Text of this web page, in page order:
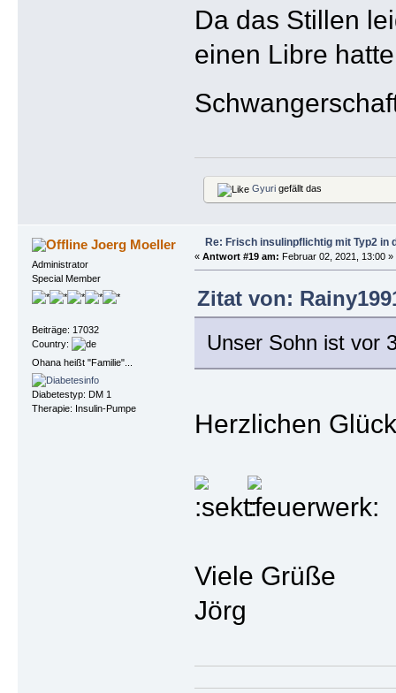
Da das Stillen
einen Libre
Gyurigefällt das
Joerg Moeller
Administrator
Special Member
Beiträge: 17032
Country:
Ohana heißt "Familie"...
Diabetestyp: DM 1
Therapie: Insulin-Pumpe
Re: Frisch insulinpflichtig mit Typ2 in
« Antwort #19 am: Februar 02, 2021, 13:00 »
Zitat von:
Unser Sohn ist vor
Herzlichen
Viele Grüße
Jörg